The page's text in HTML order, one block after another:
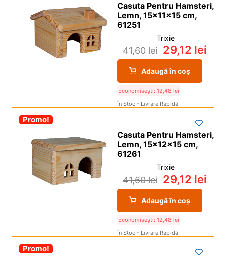
Casuta Pentru Hamsteri,
Lemn, 15x11x15 cm,
61251
Trixie
41,60lei 29,12 lei
Adaugă în coș
Economisești: 12,48 lei
În Stoc - Livrare Rapidă
-30%
Promo!
Casuta Pentru Hamsteri,
Lemn, 15x12x15 cm,
61261
Trixie
41,60lei 29,12 lei
Adaugă în coș
Economisești: 12,48 lei
În Stoc - Livrare Rapidă
-30%
Promo!